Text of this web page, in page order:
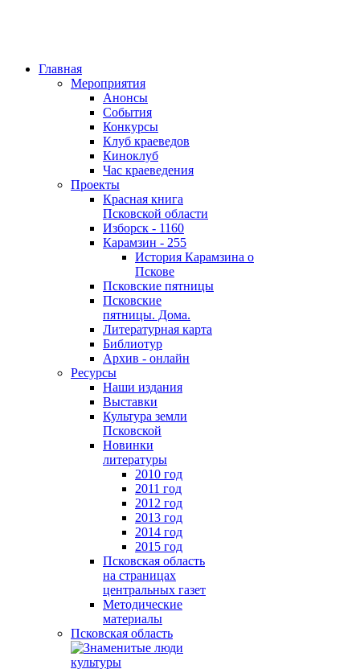
Главная
Мероприятия
Анонсы
События
Конкурсы
Клуб краеведов
Киноклуб
Час краеведения
Проекты
Красная книга
Псковской области
Изборск - 1160
Карамзин - 255
История Карамзина о
Пскове
Псковские пятницы
Псковские
пятницы. Дома.
Литературная карта
Библиотур
Архив - онлайн
Ресурсы
Наши издания
Выставки
Культура земли
Псковской
Новинки
литературы
2010 год
2011 год
2012 год
2013 год
2014 год
2015 год
Псковская область
на страницах
центральных газет
Методические
материалы
Псковская область